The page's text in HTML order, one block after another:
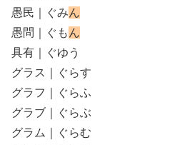
愚民｜ぐみん
愚問｜ぐも ん
具有｜ぐゆう
グラス｜ぐらす
グラフ｜ぐらふ
グラブ｜ぐらぶ
グラム｜ぐらむ